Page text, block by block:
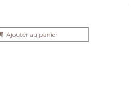
Ajouter au panier